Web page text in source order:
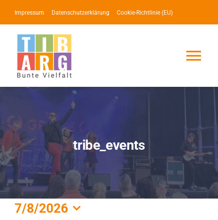
Inhalt
springen
Impressum Datenschutzerklärung Cookie-Richtlinie (EU)
News
Events
tribe_events
Veranstaltungen
7/8/2026